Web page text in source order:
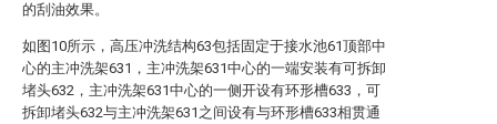
的刮油效果。
如图10所示，高压冲洗结构63包括固定于接水池61顶部中
心的主冲洗架631，主冲洗架631中心的一端安装有可拆卸
堵头632，主冲洗架631中心的一侧开设有环形槽633，可
拆卸堵头632与主冲洗架631之间设有与环形槽633相贯通